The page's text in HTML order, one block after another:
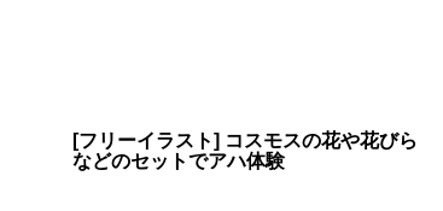
[フリーイラスト] コスモスの花や花びら
などのセットでアハ体験